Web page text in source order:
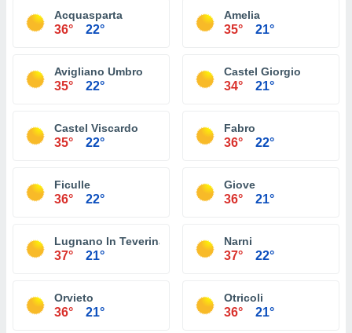
Acquasparta
36° 22°
Amelia
35° 21°
Avigliano Umbro
35° 22°
Castel Giorgio
34° 21°
Castel Viscardo
35° 22°
Fabro
36° 22°
Ficulle
36° 22°
Giove
36° 21°
Lugnano In Teverina
37° 21°
Narni
37° 22°
Orvieto
36° 21°
Otricoli
36° 21°